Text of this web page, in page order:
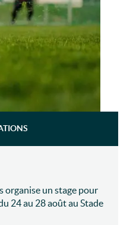
organise un stage pour
24 au 28 août au Stade